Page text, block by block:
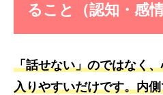
ること（認知・感
「話せない」のではなく
入りやすいだけです。内